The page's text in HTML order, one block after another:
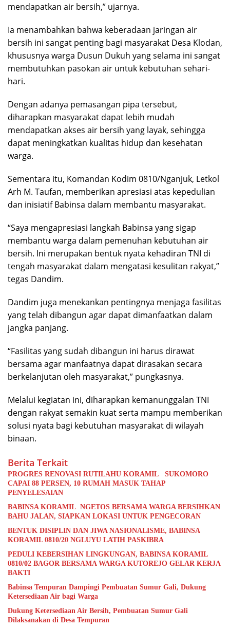
mendapatkan air bersih,” ujarnya.
Ia menambahkan bahwa keberadaan jaringan air
bersih ini sangat penting bagi masyarakat Desa Klodan,
khususnya warga Dusun Dukuh yang selama ini sangat
membutuhkan pasokan air untuk kebutuhan sehari-
hari.
Dengan adanya pemasangan pipa tersebut,
diharapkan masyarakat dapat lebih mudah
mendapatkan akses air bersih yang layak, sehingga
dapat meningkatkan kualitas hidup dan kesehatan
warga.
Sementara itu, Komandan Kodim 0810/Nganjuk, Letkol
Arh M. Taufan, memberikan apresiasi atas kepedulian
dan inisiatif Babinsa dalam membantu masyarakat.
“Saya mengapresiasi langkah Babinsa yang sigap
membantu warga dalam pemenuhan kebutuhan air
bersih. Ini merupakan bentuk nyata kehadiran TNI di
tengah masyarakat dalam mengatasi kesulitan rakyat,”
tegas Dandim.
Dandim juga menekankan pentingnya menjaga fasilitas
yang telah dibangun agar dapat dimanfaatkan dalam
jangka panjang.
“Fasilitas yang sudah dibangun ini harus dirawat
bersama agar manfaatnya dapat dirasakan secara
berkelanjutan oleh masyarakat,” pungkasnya.
Melalui kegiatan ini, diharapkan kemanunggalan TNI
dengan rakyat semakin kuat serta mampu memberikan
solusi nyata bagi kebutuhan masyarakat di wilayah
binaan.
Berita Terkait
PROGRES RENOVASI RUTILAHU KORAMIL SUKOMORO
CAPAI 88 PERSEN, 10 RUMAH MASUK TAHAP
PENYELESAIAN
BABINSA KORAMIL NGETOS BERSAMA WARGA BERSIHKAN
BAHU JALAN, SIAPKAN LOKASI UNTUK PENGECORAN
BENTUK DISIPLIN DAN JIWA NASIONALISME, BABINSA
KORAMIL 0810/20 NGLUYU LATIH PASKIBRA
PEDULI KEBERSIHAN LINGKUNGAN, BABINSA KORAMIL
0810/02 BAGOR BERSAMA WARGA KUTOREJO GELAR KERJA
BAKTI
Babinsa Tempuran Dampingi Pembuatan Sumur Gali, Dukung
Ketersediaan Air bagi Warga
Dukung Ketersediaan Air Bersih, Pembuatan Sumur Gali
Dilaksanakan di Desa Tempuran